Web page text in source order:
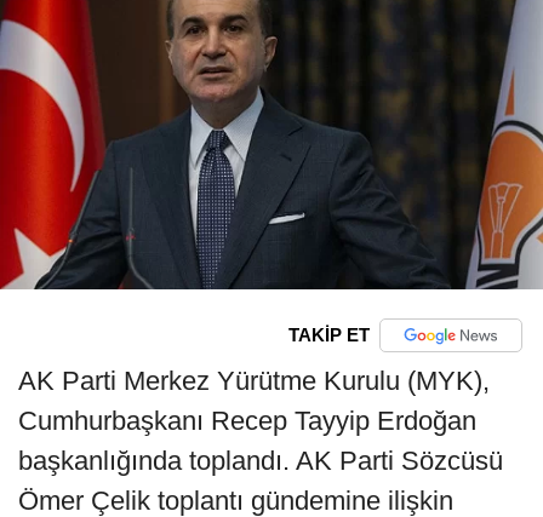
TAKİP ET
AK Parti Merkez Yürütme Kurulu (MYK),
Cumhurbaşkanı Recep Tayyip Erdoğan
başkanlığında toplandı. AK Parti Sözcüsü
Ömer Çelik toplantı gündemine ilişkin